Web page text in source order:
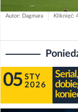
Autor: Dagmara Kliknięć:
05 STY
2026